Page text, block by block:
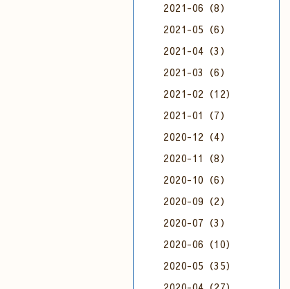
2021-06（8）
2021-05（6）
2021-04（3）
2021-03（6）
2021-02（12）
2021-01（7）
2020-12（4）
2020-11（8）
2020-10（6）
2020-09（2）
2020-07（3）
2020-06（10）
2020-05（35）